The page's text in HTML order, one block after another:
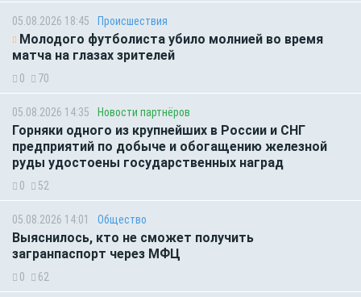
05.08.2026 18:45 Происшествия
Молодого футболиста убило молнией во время
матча на глазах зрителей
0 70
05.08.2026 14:35 Новости партнёров
Горняки одного из крупнейших в России и СНГ
предприятий по добыче и обогащению железной
руды удостоены государственных наград
0 52
05.08.2026 14:01 Общество
Выяснилось, кто не сможет получить
загранпаспорт через МФЦ
0 62